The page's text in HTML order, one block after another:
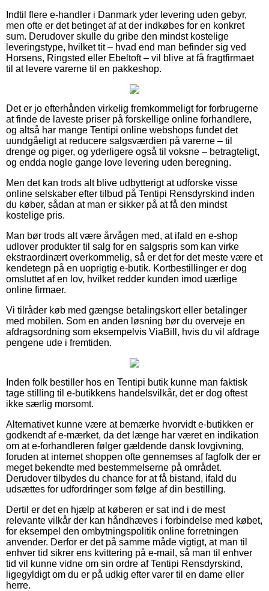
Indtil flere e-handler i Danmark yder levering uden gebyr,
men ofte er det betinget af at der indkøbes for en konkret
sum. Derudover skulle du gribe den mindst kostelige
leveringstype, hvilket tit – hvad end man befinder sig ved
Horsens, Ringsted eller Ebeltoft – vil blive at få fragtfirmaet
til at levere varerne til en pakkeshop.
Det er jo efterhånden virkelig fremkommeligt for forbrugerne
at finde de laveste priser på forskellige online forhandlere,
og altså har mange Tentipi online webshops fundet det
uundgåeligt at reducere salgsværdien på varerne – til
drenge og piger, og yderligere også til voksne – betragteligt,
og endda nogle gange love levering uden beregning.
Men det kan trods alt blive udbytterigt at udforske visse
online selskaber efter tilbud på Tentipi Rensdyrskind inden
du køber, sådan at man er sikker på at få den mindst
kostelige pris.
Man bør trods alt være årvågen med, at ifald en e-shop
udlover produkter til salg for en salgspris som kan virke
ekstraordinært overkommelig, så er det for det meste være et
kendetegn på en uoprigtig e-butik. Kortbestillinger er dog
omsluttet af en lov, hvilket redder kunden imod uærlige
online firmaer.
Vi tilråder køb med gængse betalingskort eller betalinger
med mobilen. Som en anden løsning bør du overveje en
afdragsordning som eksempelvis ViaBill, hvis du vil afdrage
pengene ude i fremtiden.
Inden folk bestiller hos en Tentipi butik kunne man faktisk
tage stilling til e-butikkens handelsvilkår, det er dog oftest
ikke særlig morsomt.
Alternativet kunne være at bemærke hvorvidt e-butikken er
godkendt af e-mærket, da det længe har været en indikation
om at e-forhandleren følger gældende dansk lovgivning,
foruden at internet shoppen ofte gennemses af fagfolk der er
meget bekendte med bestemmelserne på området.
Derudover tilbydes du chance for at få bistand, ifald du
udsættes for udfordringer som følge af din bestilling.
Dertil er det en hjælp at køberen er sat ind i de mest
relevante vilkår der kan håndhæves i forbindelse med købet,
for eksempel den ombytningspolitik online forretningen
anvender. Derfor er det på samme måde vigtigt, at man til
enhver tid sikrer ens kvittering på e-mail, så man til enhver
tid vil kunne vidne om sin ordre af Tentipi Rensdyrskind,
ligegyldigt om du er på udkig efter varer til en dame eller
herre.